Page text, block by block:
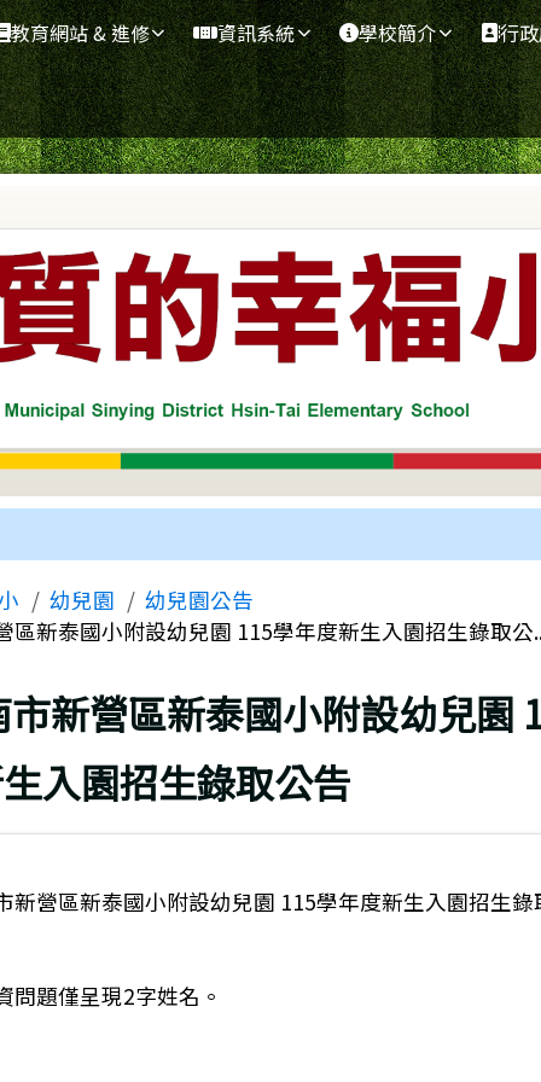
教育網站 & 進修 資訊系統 學校簡介 行
域幼兒園
幼兒園公告
區新泰國小附設幼兒園 115學年度新生入園招生錄取公
頁
市新營區新泰國小附設幼兒園
入園招生錄取公告
新營區新泰國小附設幼兒園 115學年度新生入園招生錄
問題僅呈現2字姓名。